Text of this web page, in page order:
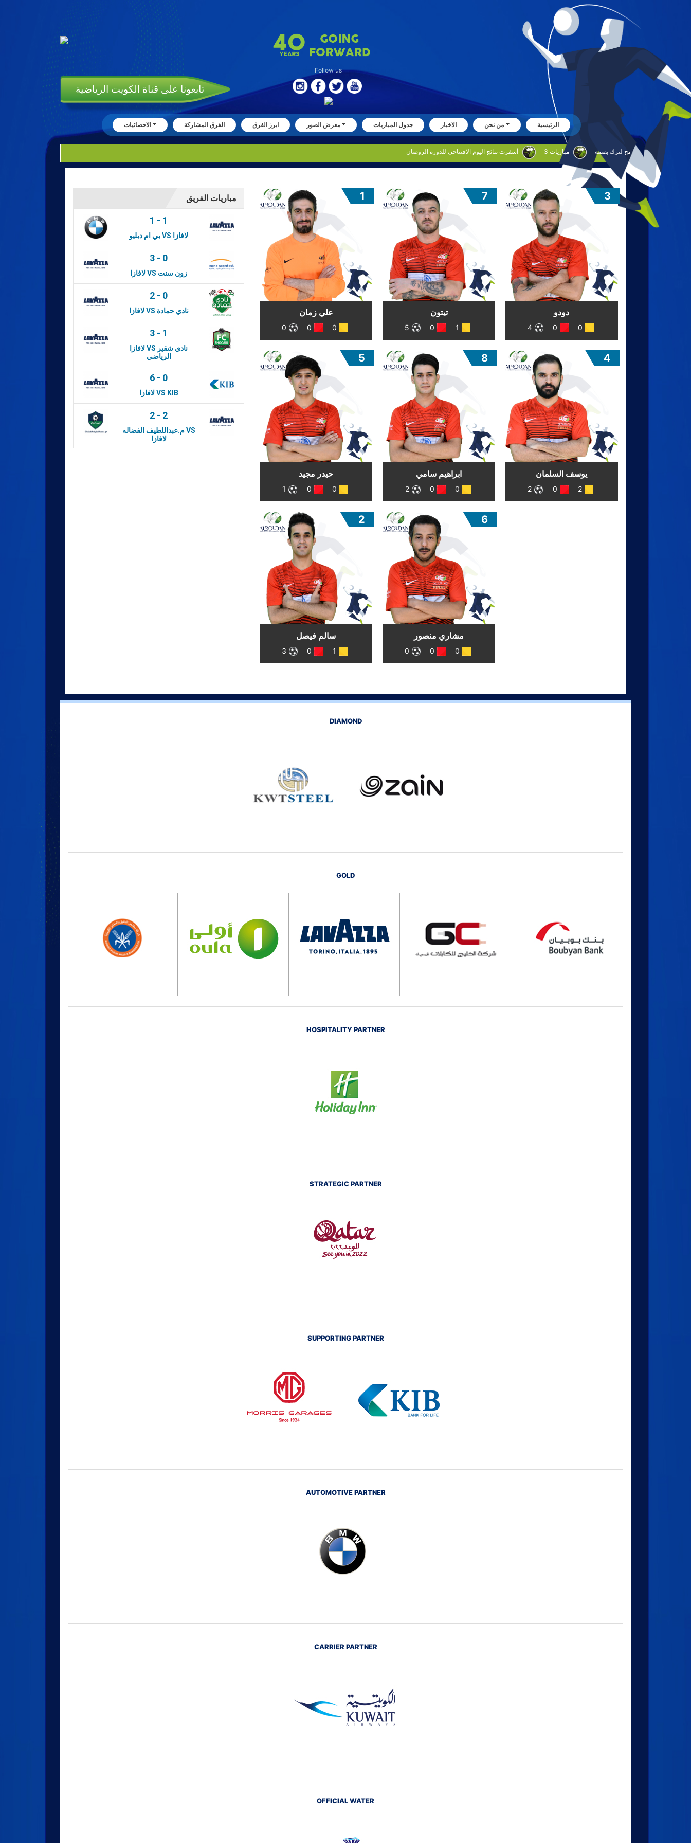
تابعونا على قناة الكويت الرياضية
Follow us
الاحصائيات الفرق المشاركة ابرز الفرق معرض الصور جدول المباريات الاخبار من نحن الرئيسية
أسفرت نتائج اليوم الافتتاحي للدوره الروضان بوحليقه: البراق يطمح لترك بصمة
علي زمان
0
0
0
1
تيتون
1
0
5
7
دودو
0
0
4
3
حيدر مجيد
0
0
1
5
ابراهيم سامي
0
0
2
8
يوسف السلمان
2
0
2
4
سالم فيصل
1
0
3
2
مشاري منصور
0
0
0
6
مباريات الفريق
1 - 1
بي ام دبليو VS لافازا
3 - 0
لافازا VS زون سنت
2 - 0
لافازا VS نادي حمادة
3 - 1
لافازا VS نادي شقير
الرياضي
6 - 0
لافازا VS KIB
2 - 2
م.عبداللطيف الفضاله VS
لافازا
DIAMOND
GOLD
HOSPITALITY PARTNER
STRATEGIC PARTNER
SUPPORTING PARTNER
AUTOMOTIVE PARTNER
CARRIER PARTNER
OFFICIAL WATER